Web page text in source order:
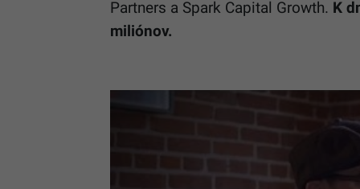
Partners a Spark Capital Growth. K
miliónov.